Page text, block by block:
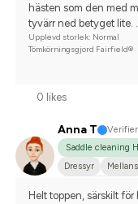
hästen som den med
tyvärr ned betyget lite. .
Upplevd storlek: Normal
Tömkörningsgjord Fairfield®
0 likes
Anna T
Saddle cleaning
Dressyr
Helt toppen, särskilt